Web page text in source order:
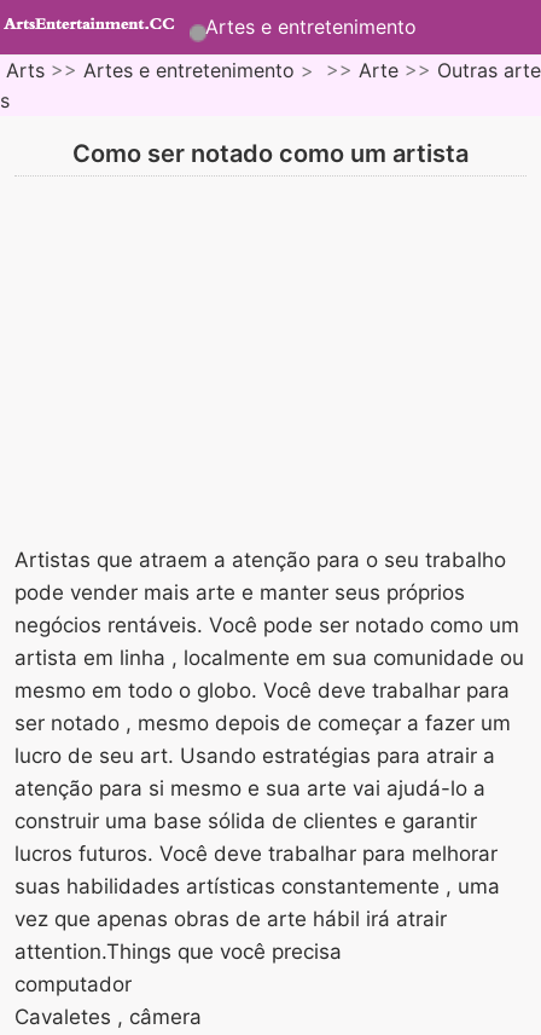
Artes e entretenimento
Arts >> Artes e entretenimento > >> Arte >> Outras arte
s
Como ser notado como um artista
Artistas que atraem a atenção para o seu trabalho
pode vender mais arte e manter seus próprios
negócios rentáveis. Você pode ser notado como um
artista em linha , localmente em sua comunidade ou
mesmo em todo o globo. Você deve trabalhar para
ser notado , mesmo depois de começar a fazer um
lucro de seu art. Usando estratégias para atrair a
atenção para si mesmo e sua arte vai ajudá-lo a
construir uma base sólida de clientes e garantir
lucros futuros. Você deve trabalhar para melhorar
suas habilidades artísticas constantemente , uma
vez que apenas obras de arte hábil irá atrair
attention.Things que você precisa
computador
Cavaletes , câmera